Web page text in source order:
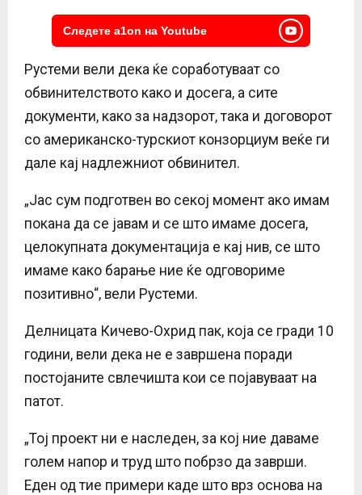
Следете a1on на Youtube
Рустеми вели дека ќе соработуваат со
обвинителството како и досега, а сите
документи, како за надзорот, така и договорот
со американско-турскиот конзорциум веќе ги
дале кај надлежниот обвинител.
„Јас сум подготвен во секој момент ако имам
покана да се јавам и се што имаме досега,
целокупната документација е кај нив, се што
имаме како барање ние ќе одговориме
позитивно“, вели Рустеми.
Делницата Кичево-Охрид пак, која се гради 10
години, вели дека не е завршена поради
постојаните свлечишта кои се појавуваат на
патот.
„Тој проект ни е наследен, за кој ние даваме
голем напор и труд што побрзо да заврши.
Еден од тие примери каде што врз основа на